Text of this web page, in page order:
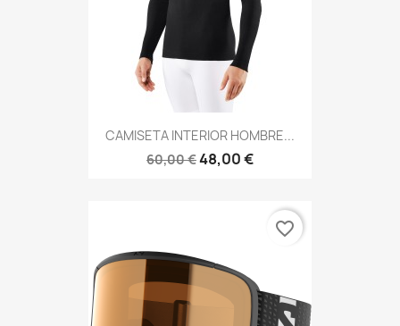
CAMISETA INTERIOR HOMBRE...
60,00 €48,00 €
favorite_border